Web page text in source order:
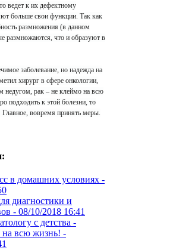
ведет к их дефектному
больше свои функции. Так как
размножения (в данном
размножаются, что и образуют в
заболевание, но надежда на
хирург в сфере онкологии,
недугом, рак – не клеймо на всю
подходить к этой болезни, то
Главное, вовремя принять меры.
в домашних условиях -
диагностики и
- 08/10/2018 16:41
с детства -
на всю жизнь! -